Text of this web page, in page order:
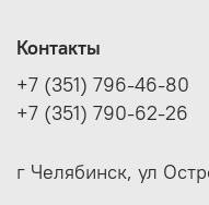
Контакты
+7 (351) 796-46-80
+7 (351) 790-62-26
г Челябинск, ул